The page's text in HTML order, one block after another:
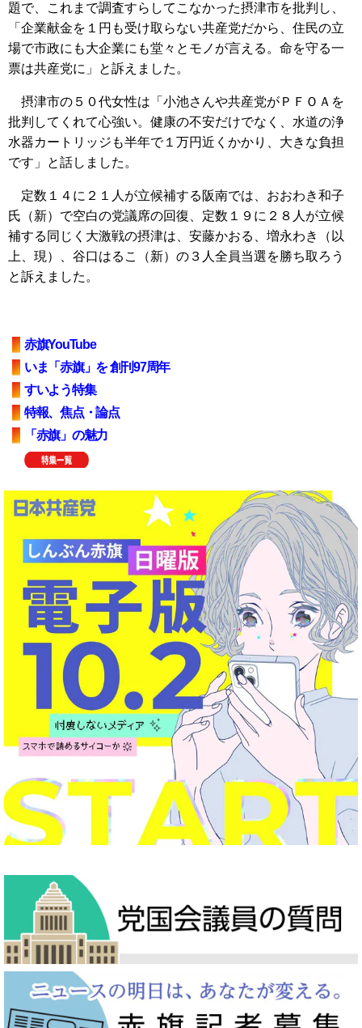
題で、これまで調査すらしてこなかった摂津市を批判し、
「企業献金を１円も受け取らない共産党だから、住民の立
場で市政にも大企業にも堂々とモノが言える。命を守る一
票は共産党に」と訴えました。
摂津市の５０代女性は「小池さんや共産党がＰＦＯＡを
批判してくれて心強い。健康の不安だけでなく、水道の浄
水器カートリッジも半年で１万円近くかかり、大きな負担
です」と話しました。
定数１４に２１人が立候補する阪南では、おおわき和子
氏（新）で空白の党議席の回復、定数１９に２８人が立候
補する同じく大激戦の摂津は、安藤かおる、増永わき（以
上、現）、谷口はるこ（新）の３人全員当選を勝ち取ろう
と訴えました。
赤旗YouTube
いま「赤旗」を 創刊97周年
すいよう特集
特報、焦点・論点
「赤旗」の魅力